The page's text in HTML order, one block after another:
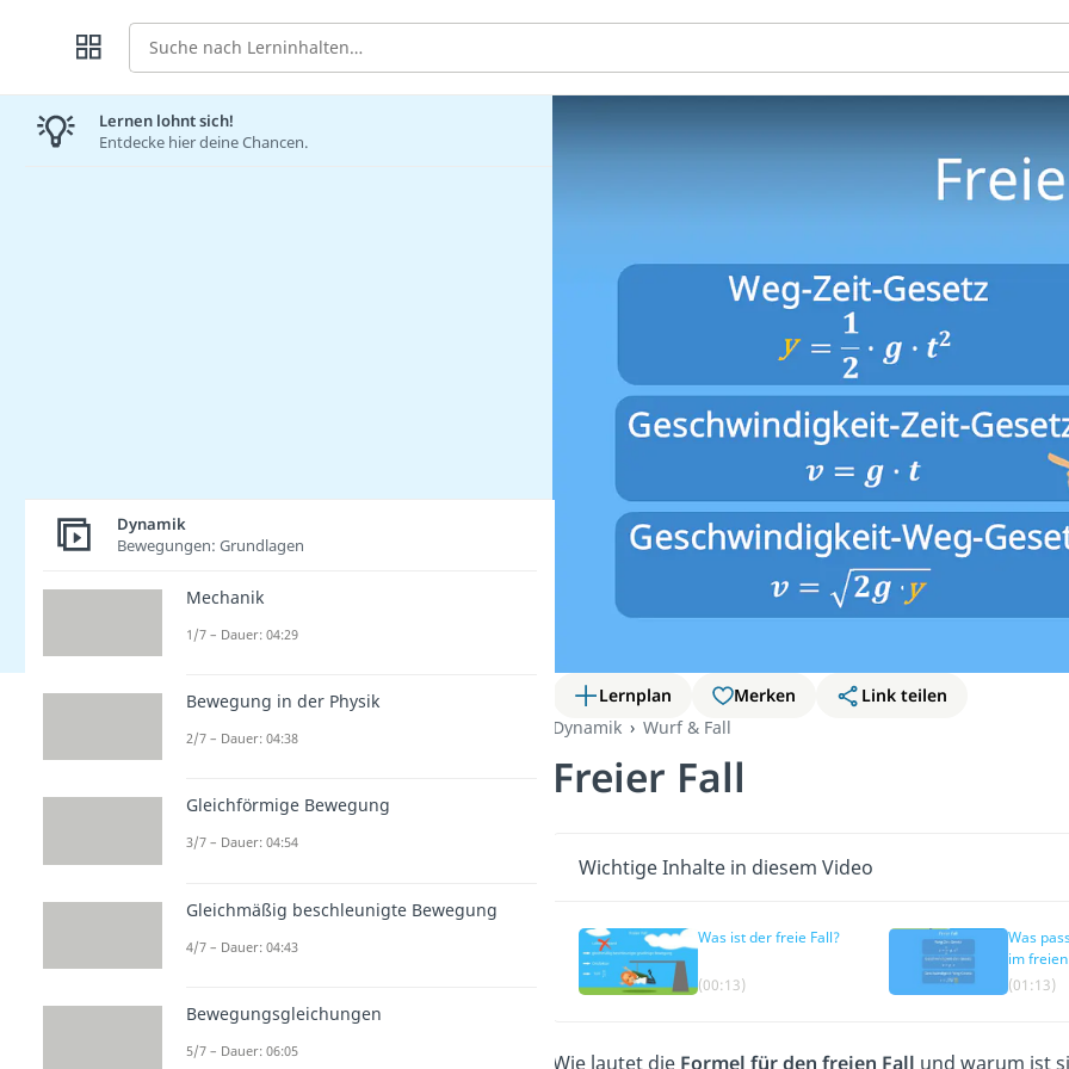
Suche
Lernplan Merken
Link teilen
Dynamik
Wurf & Fall
Freier Fall
Wichtige Inhalte in diesem Video
Was ist der freie Fall?
(00:13)
Was
im
(01:13)
Wie lautet die Formel für den freien Fall und warum ist
Lernen lohnt sich!
Entdecke hier deine Chancen.
Dynamik
Bewegungen: Grundlagen
Mechanik
1/7 – Dauer: 04:29
Bewegung in der Physik
2/7 – Dauer: 04:38
Gleichförmige Bewegung
3/7 – Dauer: 04:54
Gleichmäßig beschleunigte Bewegung
4/7 – Dauer: 04:43
Bewegungsgleichungen
5/7 – Dauer: 06:05